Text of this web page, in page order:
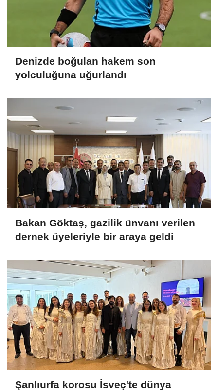
Denizde boğulan hakem son
yolculuğuna uğurlandı
Bakan Göktaş, gazilik ünvanı verilen
dernek üyeleriyle bir araya geldi
Şanlıurfa korosu İsveç'te dünya